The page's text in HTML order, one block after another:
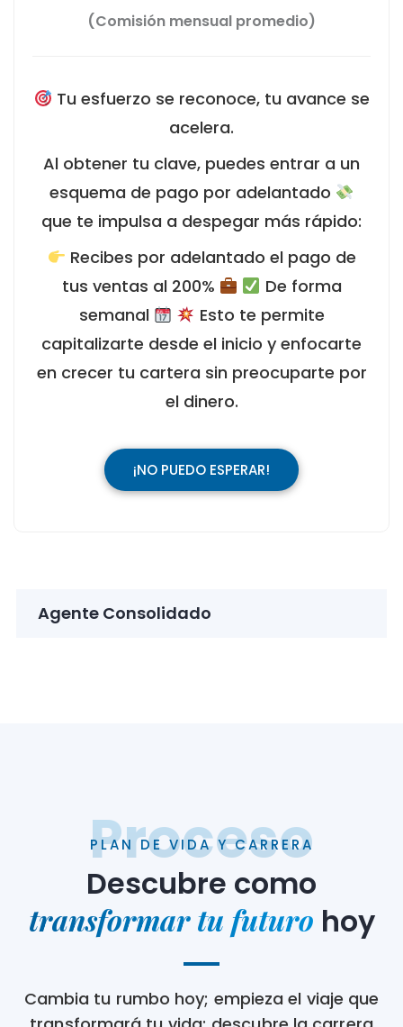
(Comisión mensual promedio)
Tu esfuerzo se reconoce, tu avance se
acelera.
Al obtener tu clave, puedes entrar a un
esquema de pago por adelantado
que te impulsa a despegar más rápido:
Recibes por adelantado el pago de
tus ventas al 200%
De forma
semanal
Esto te permite
capitalizarte desde el inicio y enfocarte
en crecer tu cartera sin preocuparte por
el dinero.
¡NO PUEDO ESPERAR!
Agente Consolidado
Proceso
PLAN DE VIDA Y CARRERA
Descubre como
transformar tu futuro hoy
Cambia tu rumbo hoy; empieza el viaje que